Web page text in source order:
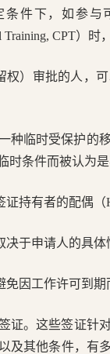
件下，如参与
CPT）时
）审批的人，
种临时受保护的
条件而被认为是
持有者的配偶（
于申请人的具体
因工作许可到期
证。这些签证针
及其他条件，有